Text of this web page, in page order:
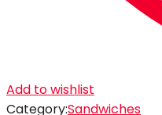
Add to wishlist
Category:Sandwiches